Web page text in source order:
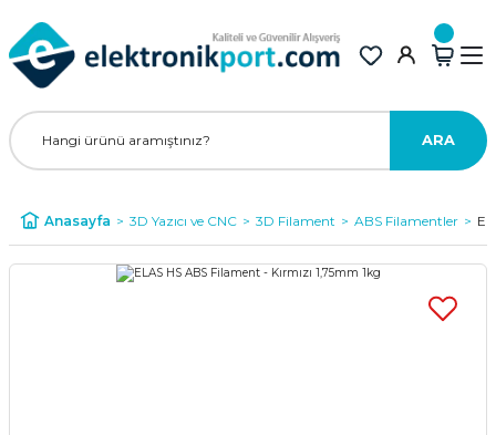
ARA
Anasayfa 3D Yazıcı ve CNC 3D Filament ABS Filamentler